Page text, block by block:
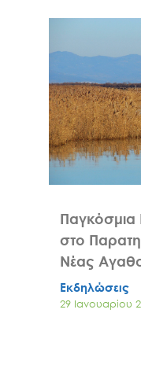
στο
Νέας
Εκδηλώσεις
29 Ιανουαρίου